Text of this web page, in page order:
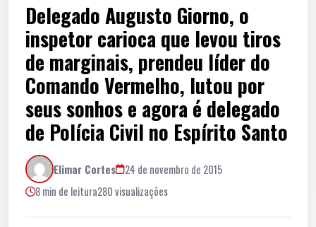
Delegado Augusto Giorno, o
inspetor carioca que levou tiros
de marginais, prendeu líder do
Comando Vermelho, lutou por
seus sonhos e agora é delegado
de Polícia Civil no Espírito Santo
Elimar Cortes
24 de novembro de 2015
8 min de leitura280 visualizações